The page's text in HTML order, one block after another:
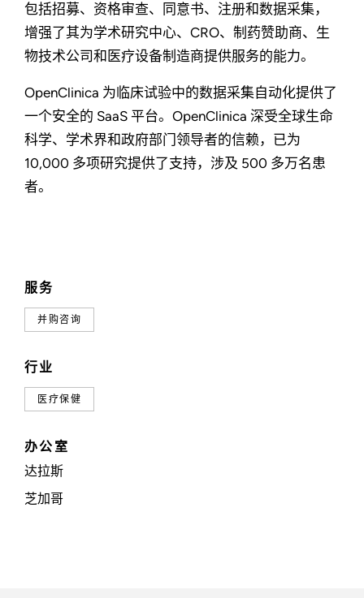
服务
并购咨询
行业
医疗保健
办公室
达拉斯
芝加哥
包括招募、资格审查、同意书、注册和数据采集，
增强了其为学术研究中心、CRO、制药赞助商、生
物技术公司和医疗设备制造商提供服务的能力。
OpenClinica 为临床试验中的数据采集自动化提供了
一个安全的 SaaS 平台。OpenClinica 深受全球生命
科学、学术界和政府部门领导者的信赖，已为
10,000 多项研究提供了支持，涉及 500 多万名患
者。